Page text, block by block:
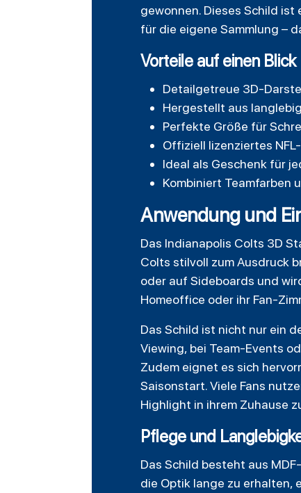
gewonnen. Dieses Schild ist
für die eigene Sammlung –
Vorteile auf einen Blick
Detailgetreue 3D-
Hergestellt aus
Perfekte Größe für
Offiziell lizenziertes
Ideal als Geschenk für
Kombiniert Teamfarben
Anwendung und
Das Indianapolis Colts 3D
Colts stilvoll zum Ausdruck
oder auf Sideboards und
Homeoffice oder ihr Fan-
Das Schild ist nicht nur ein
Viewing, bei Team-Events
Zudem eignet es sich
Saisonstart. Viele Fans
Highlight in ihrem Zuhause
Pflege und
Das Schild besteht aus
die Optik lange zu erhalten,